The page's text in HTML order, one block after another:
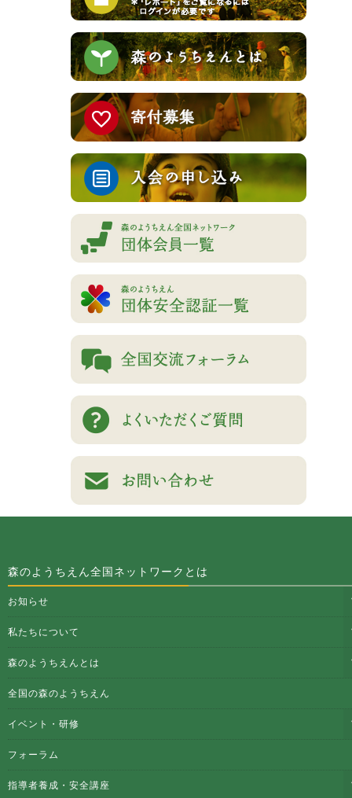
森のようちえん全国ネットワークとは
お知らせ
私たちについて
森のようちえんとは
全国の森のようちえん
イベント・研修
フォーラム
指導者養成・安全講座